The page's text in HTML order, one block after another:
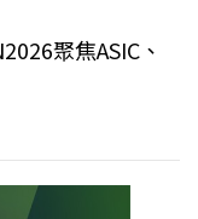
聚焦ASIC、